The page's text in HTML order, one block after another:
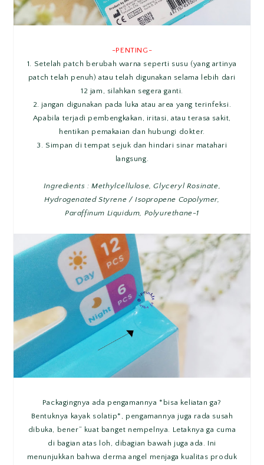
-PENTING-
1. Setelah patch berubah warna seperti susu (yang artinya
patch telah penuh) atau telah digunakan selama lebih dari
12 jam, silahkan segera ganti.
2. jangan digunakan pada luka atau area yang terinfeksi.
Apabila terjadi pembengkakan, iritasi, atau terasa sakit,
hentikan pemakaian dan hubungi dokter.
3. Simpan di tempat sejuk dan hindari sinar matahari
langsung.
Ingredients : Methylcellulose, Glyceryl Rosinate,
Hydrogenated Styrene / Isopropene Copolymer,
Paraffinum Liquidum, Polyurethane-1
Packagingnya ada pengamannya *bisa keliatan ga?
Bentuknya kayak solatip*, pengamannya juga rada susah
dibuka, bener” kuat banget nempelnya. Letaknya ga cuma
di bagian atas loh, dibagian bawah juga ada. Ini
menunjukkan bahwa derma angel menjaga kualitas produk